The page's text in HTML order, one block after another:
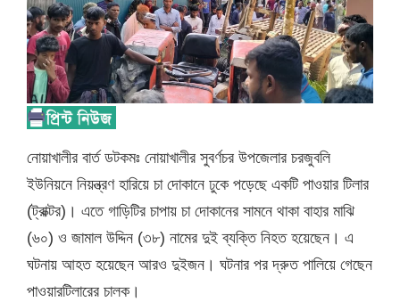
নোয়াখালীর বার্ত ডটকমঃ নোয়াখালীর সুবর্ণচর উপজেলার চরজুবলি
ইউনিয়নে নিয়ন্ত্রণ হারিয়ে চা দোকানে ঢুকে পড়েছে একটি পাওয়ার টিলার
(ট্রাক্টর)। এতে গাড়িটির চাপায় চা দোকানের সামনে থাকা বাহার মাঝি
(৬০) ও জামাল উদ্দিন (৩৮) নামের দুই ব্যক্তি নিহত হয়েছেন। এ
ঘটনায় আহত হয়েছেন আরও দুইজন। ঘটনার পর দ্রুত পালিয়ে গেছেন
পাওয়ারটিলারের চালক।